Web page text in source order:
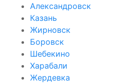
Александровск
Казань
Жирновск
Боровск
Шебекино
Харабали
Жердевка